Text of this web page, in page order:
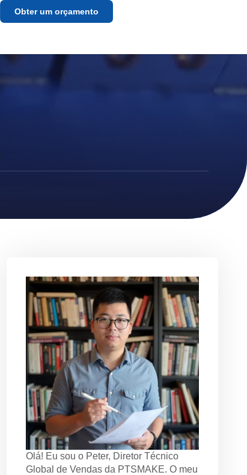
Obter um orçamento
Olá! Eu sou o Peter, Diretor Técnico
Global de Vendas da PTSMAKE. O meu